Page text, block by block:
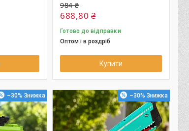
984 ₴
688,80 ₴
Готово до відправки
Оптом і в роздріб
Купити
–30% –30%